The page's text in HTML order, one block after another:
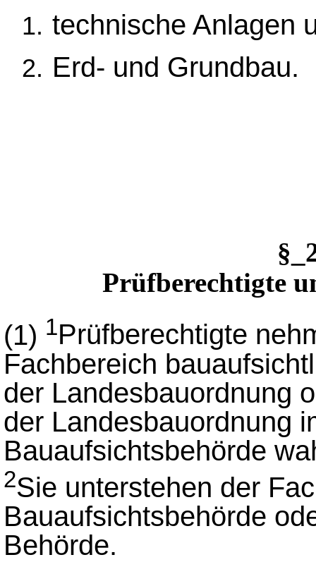
technische Anlagen
Erd- und Grundbau.
Prüfberechtigte
(1) 1Prüfberechtigte
Fachbereich
der Landesbauordnung
der Landesbauordnung
Bauaufsichtsbehörde
2Sie unterstehen der
Bauaufsichtsbehörde
Behörde.